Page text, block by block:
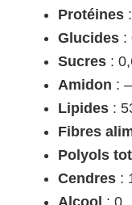
Protéines
Glucides :
Sucres :
Amidon : –
Lipides :
Fibres
Polyols
Cendres :
Alcool : 0